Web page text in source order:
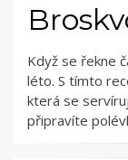
Když se řekne
léto. S tímto
která se
připravíte